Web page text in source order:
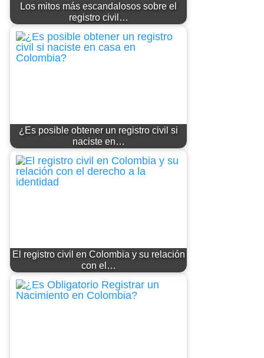
Los mitos más escandalosos sobre el
registro civil…
¿Es posible obtener un registro civil si
naciste en…
El registro civil en Colombia y su relación
con el…